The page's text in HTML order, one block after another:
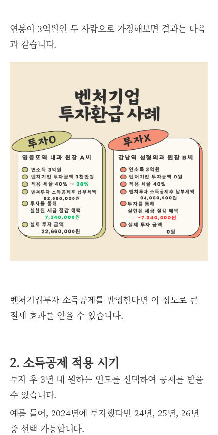
연봉이 3억원인 두 사람으로 가정해보면 결과는 다음
과 같습니다.
벤처기업투자 소득공제를 반영한다면 이 정도로 큰
절세 효과를 얻을 수 있습니다.
2. 소득공제 적용 시기
투자 후 3년 내 원하는 연도를 선택하여 공제를 받을
수 있습니다.
예를 들어, 2024년에 투자했다면 24년, 25년, 26년
중 선택 가능합니다.